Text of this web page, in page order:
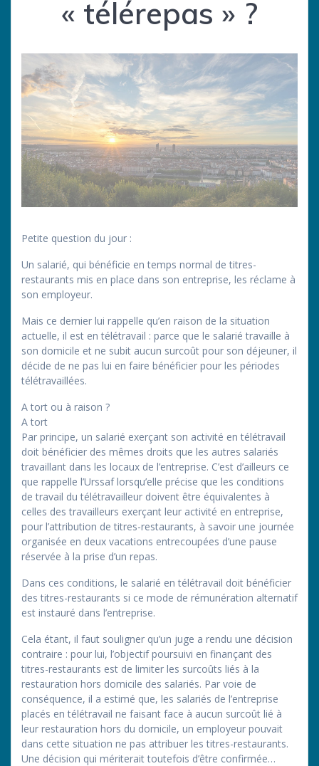
« télérepas » ?
Petite question du jour :
Un salarié, qui bénéficie en temps normal de titres-
restaurants mis en place dans son entreprise, les réclame à
son employeur.
Mais ce dernier lui rappelle qu’en raison de la situation
actuelle, il est en télétravail : parce que le salarié travaille à
son domicile et ne subit aucun surcoût pour son déjeuner, il
décide de ne pas lui en faire bénéficier pour les périodes
télétravaillées.
A tort ou à raison ?
A tort
Par principe, un salarié exerçant son activité en télétravail
doit bénéficier des mêmes droits que les autres salariés
travaillant dans les locaux de l’entreprise. C’est d’ailleurs ce
que rappelle l’Urssaf lorsqu’elle précise que les conditions
de travail du télétravailleur doivent être équivalentes à
celles des travailleurs exerçant leur activité en entreprise,
pour l’attribution de titres-restaurants, à savoir une journée
organisée en deux vacations entrecoupées d’une pause
réservée à la prise d’un repas.
Dans ces conditions, le salarié en télétravail doit bénéficier
des titres-restaurants si ce mode de rémunération alternatif
est instauré dans l’entreprise.
Cela étant, il faut souligner qu’un juge a rendu une décision
contraire : pour lui, l’objectif poursuivi en finançant des
titres-restaurants est de limiter les surcoûts liés à la
restauration hors domicile des salariés. Par voie de
conséquence, il a estimé que, les salariés de l’entreprise
placés en télétravail ne faisant face à aucun surcoût lié à
leur restauration hors du domicile, un employeur pouvait
dans cette situation ne pas attribuer les titres-restaurants.
Une décision qui mériterait toutefois d’être confirmée…